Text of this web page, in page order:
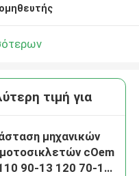
τιμή για
μηχανικών
cOem
90-13 120 70-13